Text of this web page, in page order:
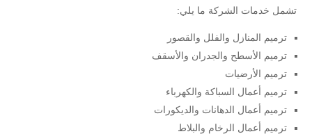
تشمل خدمات الشركة ما يلي:
ترميم المنازل والفلل والقصور
ترميم الأسطح والجدران والأسقف
ترميم الأرضيات
ترميم أعمال السباكة والكهرباء
ترميم أعمال الدهانات والديكورات
ترميم أعمال الرخام والبلاط